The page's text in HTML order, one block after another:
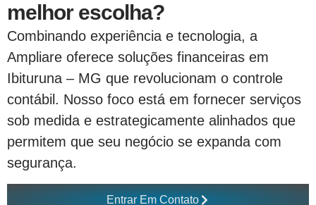
melhor escolha?
Combinando experiência e tecnologia, a
Ampliare oferece soluções financeiras em
Ibituruna – MG que revolucionam o controle
contábil. Nosso foco está em fornecer serviços
sob medida e estrategicamente alinhados que
permitem que seu negócio se expanda com
segurança.
Entrar Em Contato